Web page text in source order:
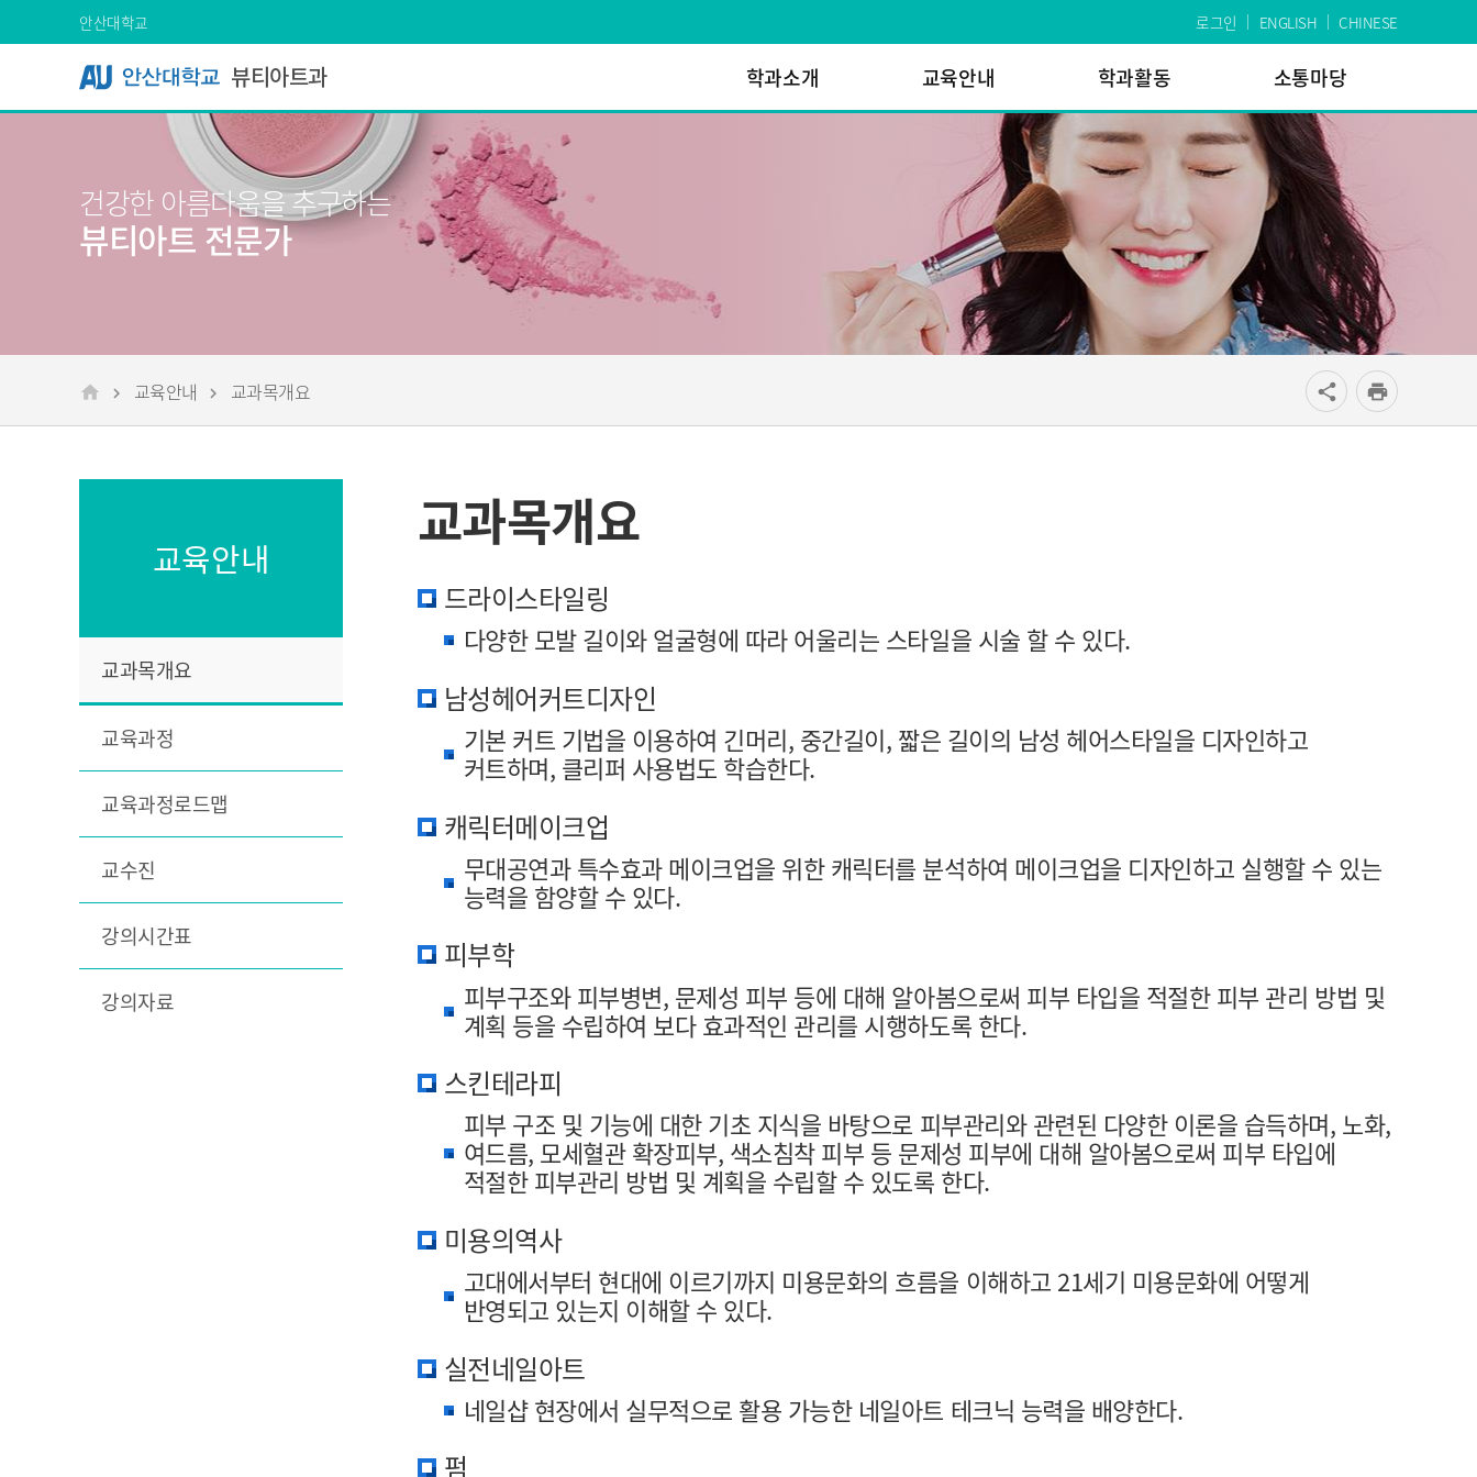
Skip Menu
안산대학교 로그인 ENGLISH CHINESE
뷰티아트과 학과소개 교육안내 학과활동 소통마당
건강한 아름다움을 추구하는
뷰티아트 전문가
메인 교육안내 교과목개요 공유
share print
교육안내
교과목개요
교육과정
교육과정로드맵
교수진
강의시간표
강의자료
교과목개요
드라이스타일링
다양한 모발 길이와 얼굴형에 따라 어울리는 스타일을 시술 할 수 있다.
남성헤어커트디자인
기본 커트 기법을 이용하여 긴머리, 중간길이, 짧은 길이의 남성 헤어스타일을 디자인하고
커트하며, 클리퍼 사용법도 학습한다.
캐릭터메이크업
무대공연과 특수효과 메이크업을 위한 캐릭터를 분석하여 메이크업을 디자인하고 실행할 수 있는
능력을 함양할 수 있다.
피부학
피부구조와 피부병변, 문제성 피부 등에 대해 알아봄으로써 피부 타입을 적절한 피부 관리 방법 및
계획 등을 수립하여 보다 효과적인 관리를 시행하도록 한다.
스킨테라피
피부 구조 및 기능에 대한 기초 지식을 바탕으로 피부관리와 관련된 다양한 이론을 습득하며, 노화,
여드름, 모세혈관 확장피부, 색소침착 피부 등 문제성 피부에 대해 알아봄으로써 피부 타입에
적절한 피부관리 방법 및 계획을 수립할 수 있도록 한다.
미용의역사
고대에서부터 현대에 이르기까지 미용문화의 흐름을 이해하고 21세기 미용문화에 어떻게
반영되고 있는지 이해할 수 있다.
실전네일아트
네일샵 현장에서 실무적으로 활용 가능한 네일아트 테크닉 능력을 배양한다.
펌